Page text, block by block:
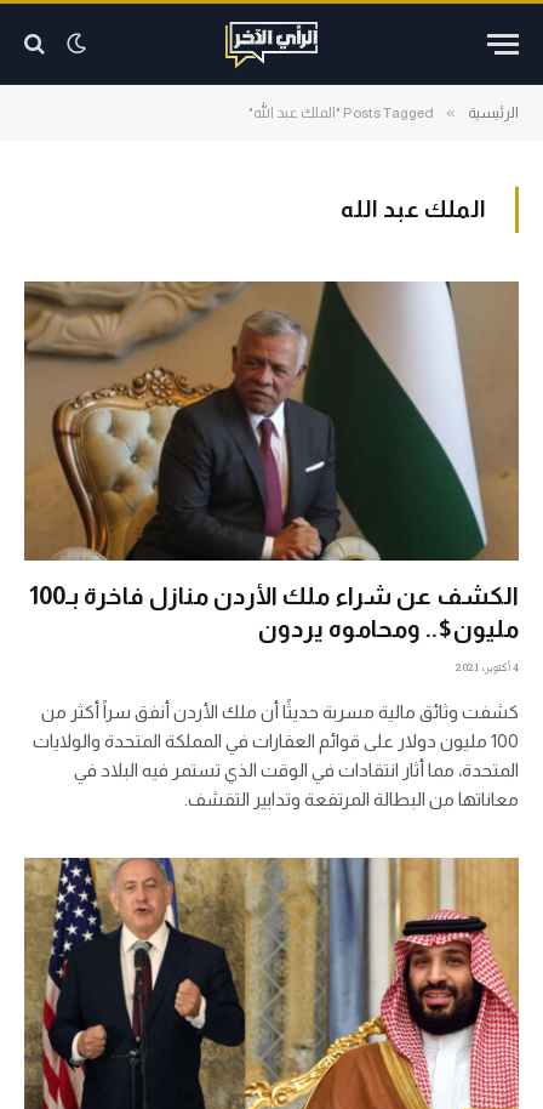
الرئيسية » Posts Tagged "الملك عبد الله"
الملك عبد الله
الكشف عن شراء ملك الأردن منازل فاخرة بـ100
مليون$.. ومحاموه يردون
4 أكتوبر، 2021
كشفت وثائق مالية مسربة حديثًا أن ملك الأردن أنفق سراً أكثر من
100 مليون دولار على قوائم العقارات في المملكة المتحدة والولايات
المتحدة، مما أثار انتقادات في الوقت الذي تستمر فيه البلاد في
معاناتها من البطالة المرتفعة وتدابير التقشف.